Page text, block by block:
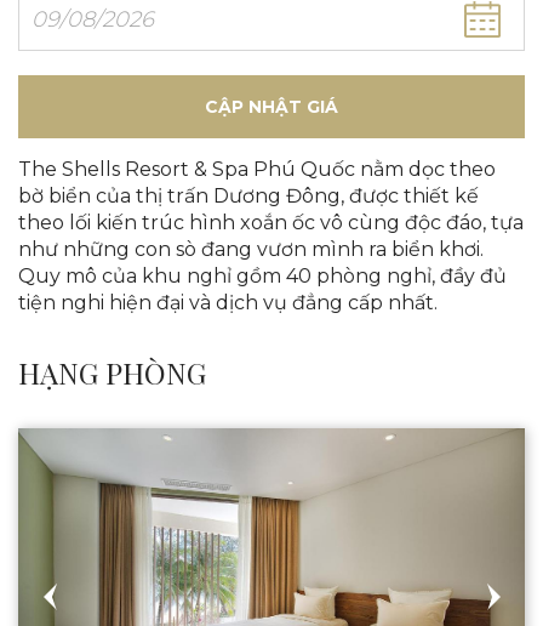
CẬP NHẬT GIÁ
The Shells Resort & Spa Phú Quốc nằm dọc theo
bờ biển của thị trấn Dương Đông, được thiết kế
theo lối kiến trúc hình xoắn ốc vô cùng độc đáo, tựa
như những con sò đang vươn mình ra biển khơi.
Quy mô của khu nghỉ gồm 40 phòng nghỉ, đầy đủ
tiện nghi hiện đại và dịch vụ đẳng cấp nhất.
HẠNG PHÒNG